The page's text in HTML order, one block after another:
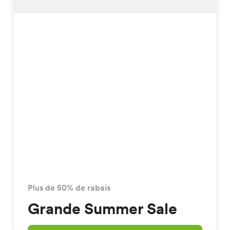
Plus de 50% de rabais
Grande Summer Sale